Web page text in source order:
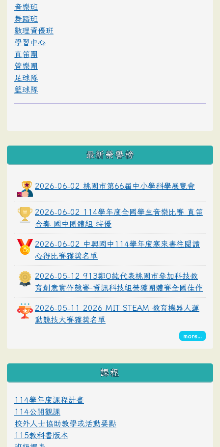
音樂班
舞蹈班
數理資優班
學習中心
直笛團
管樂團
足球隊
籃球隊
最新榮譽榜
2026-06-02 桃園市第66屆中小學科學展覽會
2026-06-02 114學年度全國學生音樂比賽 直笛
合奏 國中團體組 特優
2026-06-02 中興國中114學年度寒來書往閱讀
心得比賽獲獎名單
2026-05-12 913鄭O紘代表桃園市參加科技教
育創意實作競賽-資訊科技組榮獲團體賽全國佳作
2026-05-11 2026 MIT STEAM 教育機器人運
動競技大賽獲獎名單
more...
課程
114學年度課程計畫
114公開觀課
校外人士協助教學或活動要點
115教科書版本